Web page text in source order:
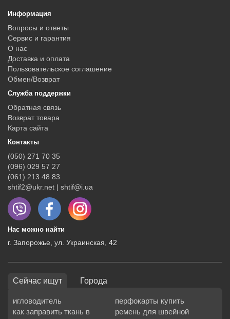
Информация
Вопросы и ответы
Сервис и гарантия
О нас
Доставка и оплата
Пользовательское соглашение
Обмен/Возврат
Служба поддержки
Обратная связь
Возврат товара
Карта сайта
Контакты
(050) 271 70 35
(096) 029 57 27
(061) 213 48 83
shtif2@ukr.net | shtif@i.ua
Нас можно найти
г. Запорожье, ул. Украинская, 42
Сейчас ищут Города
игловодитель
перфокарты купить
как заправить ткань в
ремень для швейной